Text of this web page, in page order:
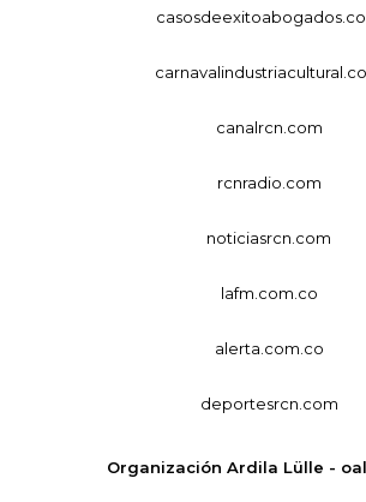
canalrcn.com
rcnradio.com
noticiasrcn.com
lafm.com.co
alerta.com.co
deportesrcn.com
Organización Ardila Lülle -